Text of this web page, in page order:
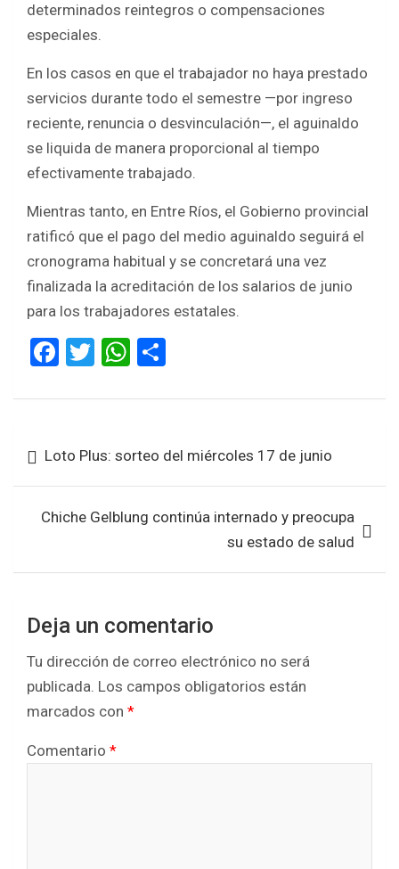
determinados reintegros o compensaciones
especiales.
En los casos en que el trabajador no haya prestado
servicios durante todo el semestre —por ingreso
reciente, renuncia o desvinculación—, el aguinaldo
se liquida de manera proporcional al tiempo
efectivamente trabajado.
Mientras tanto, en Entre Ríos, el Gobierno provincial
ratificó que el pago del medio aguinaldo seguirá el
cronograma habitual y se concretará una vez
finalizada la acreditación de los salarios de junio
para los trabajadores estatales.
F
ce
o
o
k
T
tt
W
at
A
p
p
ar
de
entradas
Loto Plus: sorteo del miércoles 17 de junio
Chiche Gelblung continúa internado y preocupa
su estado de salud
Deja un comentario
Tu dirección de correo electrónico no será
publicada. Los campos obligatorios están
marcados con *
Comentario *